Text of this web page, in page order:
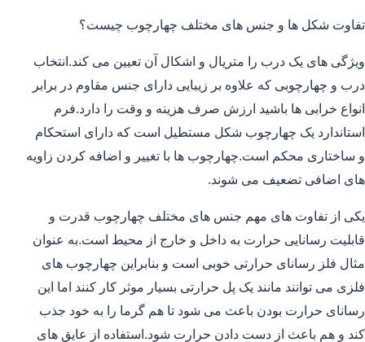
تفاوت شکل ها و جنس های مختلف چهارچوب چیست؟
ویژگی های یک درب را متریال و اشکال آن تعیین می کند.انتخاب
درب و چهارچوبی که علاوه بر زیبایی دارای جنس مقاوم در برابر
انواع خرابی ها باشید ارزش صرف هزینه و وقت را دارد.فرم
استاندارد یک چهارچوب شکل مستطیل است که دارای استحکام
و ساختاری محکم است.چهارچوب ها با تغییر و اضافه کردن زاویه
های اضافی تضعیف می شوند.
یکی از تفاوت های مهم جنس های مختلف چهارچوب قدرت و
قابلیت رسانایی حرارت به داخل و خارج از محیط است.به عنوان
مثال فلز رسانای حرارتی خوبی است و بنابراین چهارچوب های
فلزی می توانند مانند یک پل حرارتی بسیار موثر کار کنند اما این
رسانای حرارت بودن باعث می شود تا هم گرما را به خود جذب
کند و هم باعث از دست دادن حرارت شود.استفاده از عایق های